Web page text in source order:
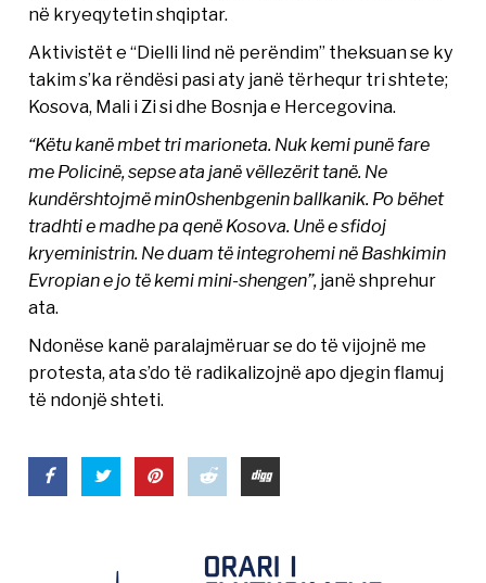
në kryeqytetin shqiptar.
Aktivistët e “Dielli lind në perëndim” theksuan se ky
takim s’ka rëndësi pasi aty janë tërhequr tri shtete;
Kosova, Mali i Zi si dhe Bosnja e Hercegovina.
“Këtu kanë mbet tri marioneta. Nuk kemi punë fare
me Policinë, sepse ata janë vëllezërit tanë. Ne
kundërshtojmë min0shenbgenin ballkanik. Po bëhet
tradhti e madhe pa qenë Kosova. Unë e sfidoj
kryeministrin. Ne duam të integrohemi në Bashkimin
Evropian e jo të kemi mini-shengen”, janë shprehur
ata.
Ndonëse kanë paralajmëruar se do të vijojnë me
protesta, ata s’do të radikalizojnë apo djegin flamuj
të ndonjë shteti.